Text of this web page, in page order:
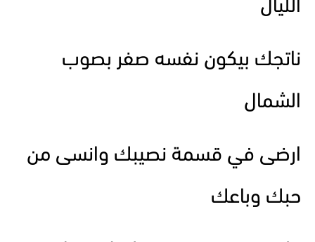
الليال
ناتجك بيكون نفسه صفر بصوب
الشمال
ارضى في قسمة نصيبك وانسى من
حبك وباعك